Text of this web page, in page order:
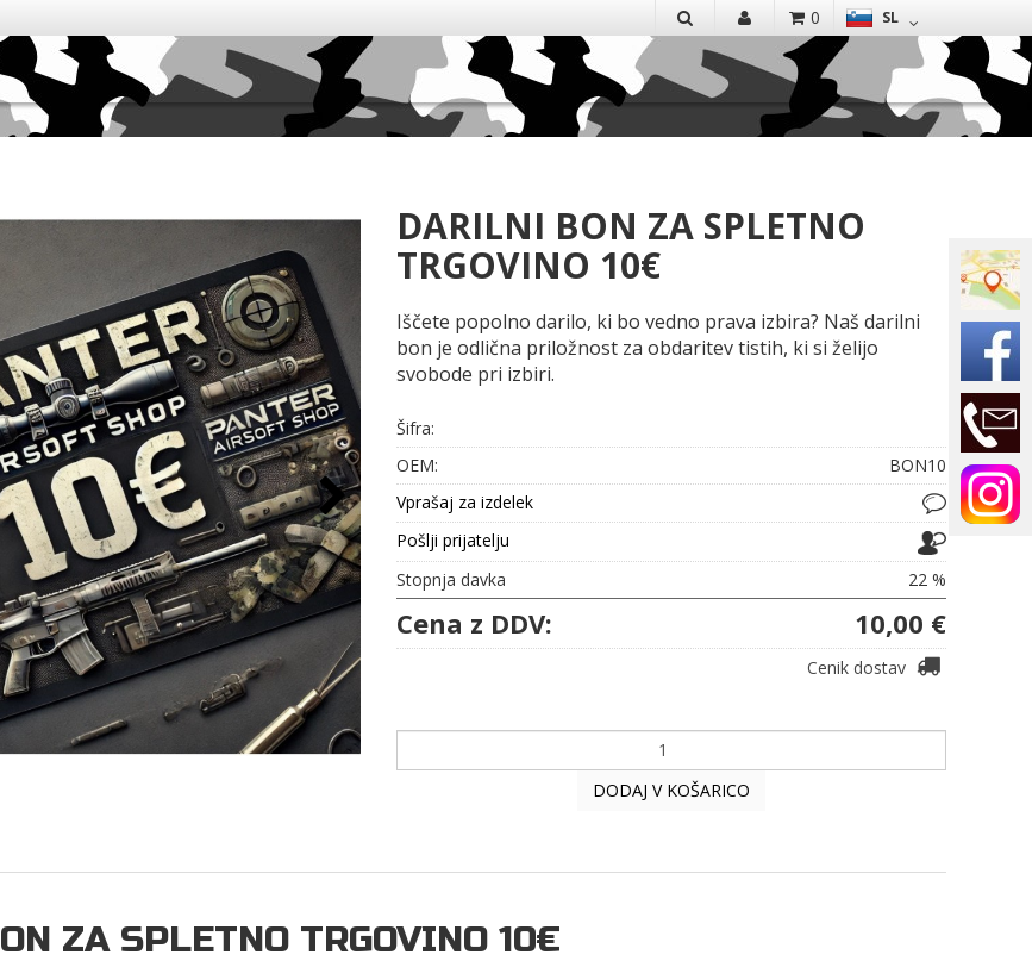
IŠČI
SL
0
DARILNI BON ZA SPLETNO
TRGOVINO 10€
Iščete popolno darilo, ki bo vedno prava izbira? Naš darilni
bon je odlična priložnost za obdaritev tistih, ki si želijo
svobode pri izbiri.
Šifra:
OEM:
BON10
Vprašaj za izdelek
Pošlji prijatelju
Stopnja davka
22 %
Cena z DDV: 10,00 €
Cenik dostav
DODAJ V KOŠARICO
ZA SPLETNO TRGOVINO 10€